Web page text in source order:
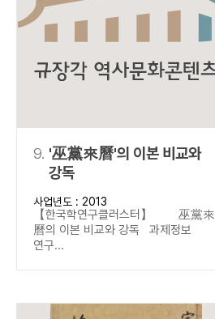
9. '巫黨來曆'의 이본 비교와
강독
사업년도 : 2013
【한국학연구클러스터】 巫黨來
曆의 이본 비교와 강독 과제정보
연구...